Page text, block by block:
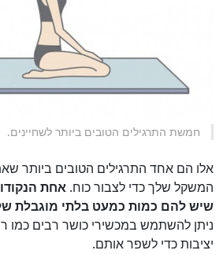
חמשת התרגילים הטובים ביותר לשחיינים.
אלו הם אחד התרגילים הטובים ביותר
המשקל שלך כדי לצבור כוח. אחת
שיש להם כמות כמעט בלתי מוגבלת של
יציבות כדי לשפר אותם.